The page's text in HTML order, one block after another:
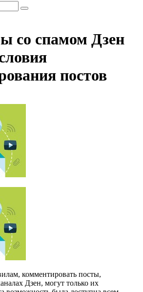
со спамом Дзен
постов
комментировать посты,
Дзен, могут только их